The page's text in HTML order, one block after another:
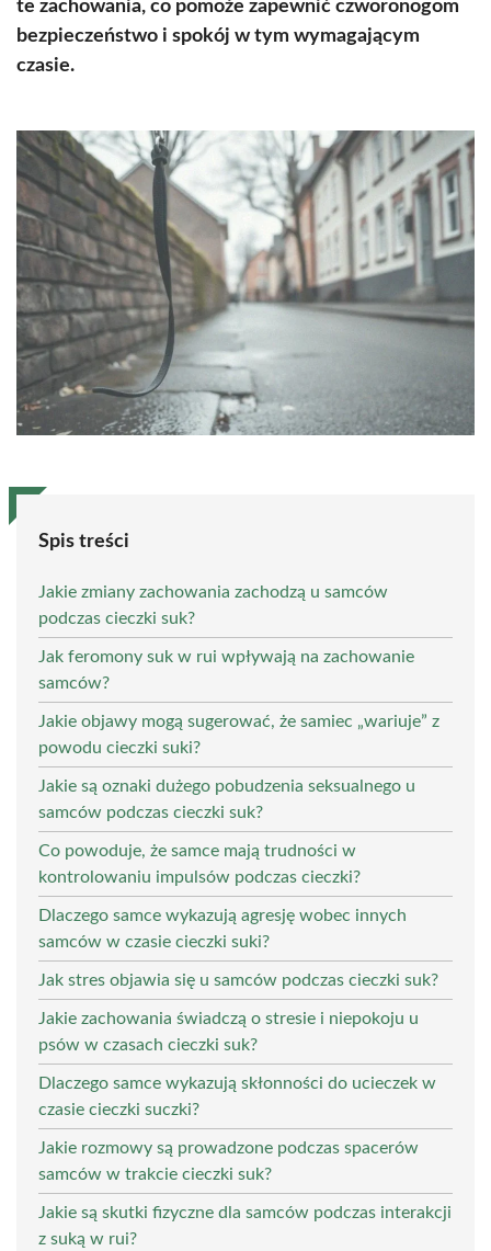
te zachowania, co pomoże zapewnić czworonogom
bezpieczeństwo i spokój w tym wymagającym
czasie.
Spis treści
Jakie zmiany zachowania zachodzą u samców
podczas cieczki suk?
Jak feromony suk w rui wpływają na zachowanie
samców?
Jakie objawy mogą sugerować, że samiec „wariuje” z
powodu cieczki suki?
Jakie są oznaki dużego pobudzenia seksualnego u
samców podczas cieczki suk?
Co powoduje, że samce mają trudności w
kontrolowaniu impulsów podczas cieczki?
Dlaczego samce wykazują agresję wobec innych
samców w czasie cieczki suki?
Jak stres objawia się u samców podczas cieczki suk?
Jakie zachowania świadczą o stresie i niepokoju u
psów w czasach cieczki suk?
Dlaczego samce wykazują skłonności do ucieczek w
czasie cieczki suczki?
Jakie rozmowy są prowadzone podczas spacerów
samców w trakcie cieczki suk?
Jakie są skutki fizyczne dla samców podczas interakcji
z suką w rui?